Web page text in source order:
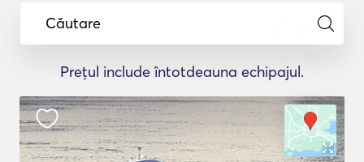
Căutare
Prețul include întotdeauna echipajul.